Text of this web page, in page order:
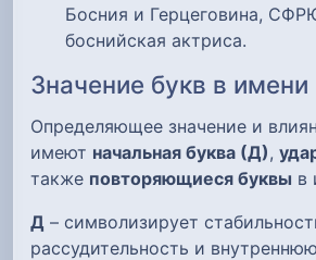
Босния и Герцеговина,
боснийская актриса.
Значение букв в имени
Определяющее значение и
имеют начальная буква (Д),
также повторяющиеся буквы в
Д – символизирует
рассудительность и